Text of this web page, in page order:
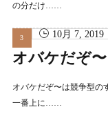
の分だけ……
10月 7, 2019
オバケだぞ
オバケだぞ〜は競争型の
一番上に……